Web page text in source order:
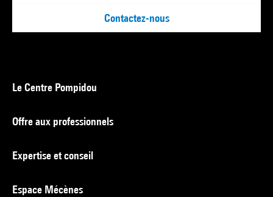
Contactez-nous
Le Centre Pompidou
Offre aux professionnels
Expertise et conseil
Espace Mécènes